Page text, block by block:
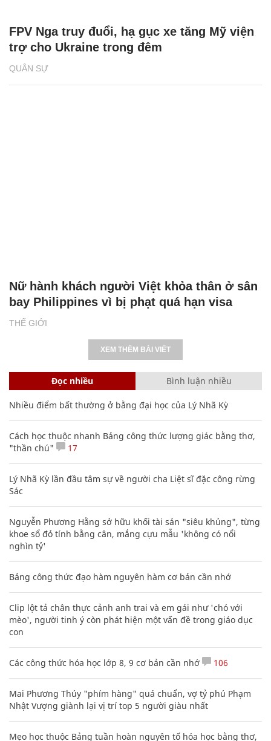
QUÂN SỰ
FPV Nga truy đuổi, hạ gục xe tăng Mỹ viện
trợ cho Ukraine trong đêm
THẾ GIỚI
Nữ hành khách người Việt khỏa thân ở sân
bay Philippines vì bị phạt quá hạn visa
XEM THÊM BÀI VIẾT
Đọc nhiều Bình luận nhiều
Nhiều điểm bất thường ở bằng đại học của Lý Nhã Kỳ
Cách học thuộc nhanh Bảng công thức lượng giác bằng thơ,
"thần chú"
17
Lý Nhã Kỳ lần đầu tâm sự về người cha Liệt sĩ đặc công rừng
Sác
Nguyễn Phương Hằng sở hữu khối tài sản "siêu khủng", từng
khoe sổ đỏ tính bằng cân, mắng cựu mẫu 'không có nổi
nghìn tỷ'
Bảng công thức đạo hàm nguyên hàm cơ bản cần nhớ
Clip lột tả chân thực cảnh anh trai và em gái như 'chó với
mèo', người tinh ý còn phát hiện một vấn đề trong giáo dục
con
Các công thức hóa học lớp 8, 9 cơ bản cần nhớ 106
Mai Phương Thúy "phím hàng" quá chuẩn, vợ tỷ phú Phạm
Nhật Vượng giành lại vị trí top 5 người giàu nhất
Mẹo học thuộc Bảng tuần hoàn nguyên tố hóa học bằng thơ,